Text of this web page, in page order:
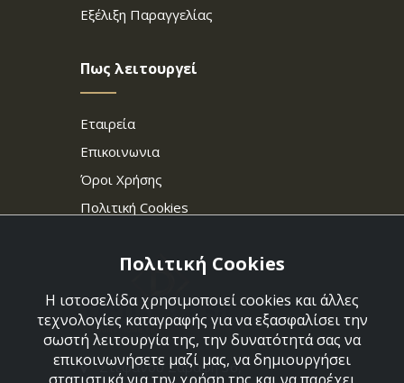
Εξέλιξη Παραγγελίας
Πως λειτουργεί
Εταιρεία
Επικοινωνια
Όροι Χρήσης
Πολιτική Cookies
Στεφάνου Σαράφη 36,
Πολιτική Cookies
Η ιστοσελίδα χρησιμοποιεί cookies και άλλες
τεχνολογίες καταγραφής για να εξασφαλίσει την
σωστή λειτουργία της, την δυνατότητά σας να
επικοινωνήσετε μαζί μας, να δημιουργήσει